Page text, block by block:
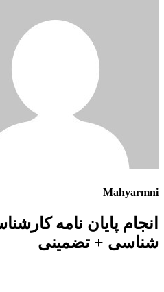
Mahyarmni
انجام پایان نامه
شناسی + تضمینی